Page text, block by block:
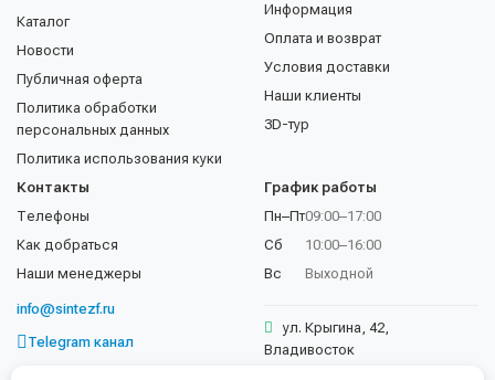
Каталог
Новости
Публичная оферта
Политика обработки
персональных данных
Политика использования куки
Информация
Оплата и возврат
Условия доставки
Наши клиенты
3D-тур
Контакты
Телефоны
Как добраться
Наши менеджеры
info@sintezf.ru
Telegram канал
График работы
Пн–Пт
Сб
Вс
09:00–17:00
10:00–16:00
Выходной
ул. Крыгина, 42,
Владивосток